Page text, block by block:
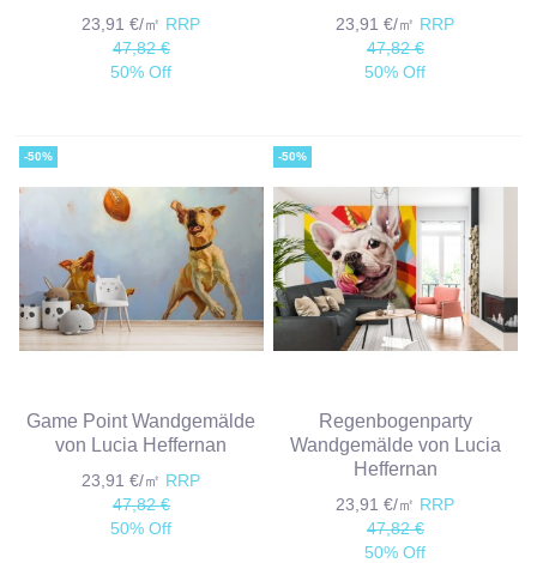
23,91 €/㎡ RRP
47,82 €
50% Off
23,91 €/㎡ RRP
47,82 €
50% Off
-50%
Game Point Wandgemälde
von Lucia Heffernan
23,91 €/㎡ RRP
47,82 €
50% Off
-50%
Regenbogenparty
Wandgemälde von Lucia
Heffernan
23,91 €/㎡ RRP
47,82 €
50% Off